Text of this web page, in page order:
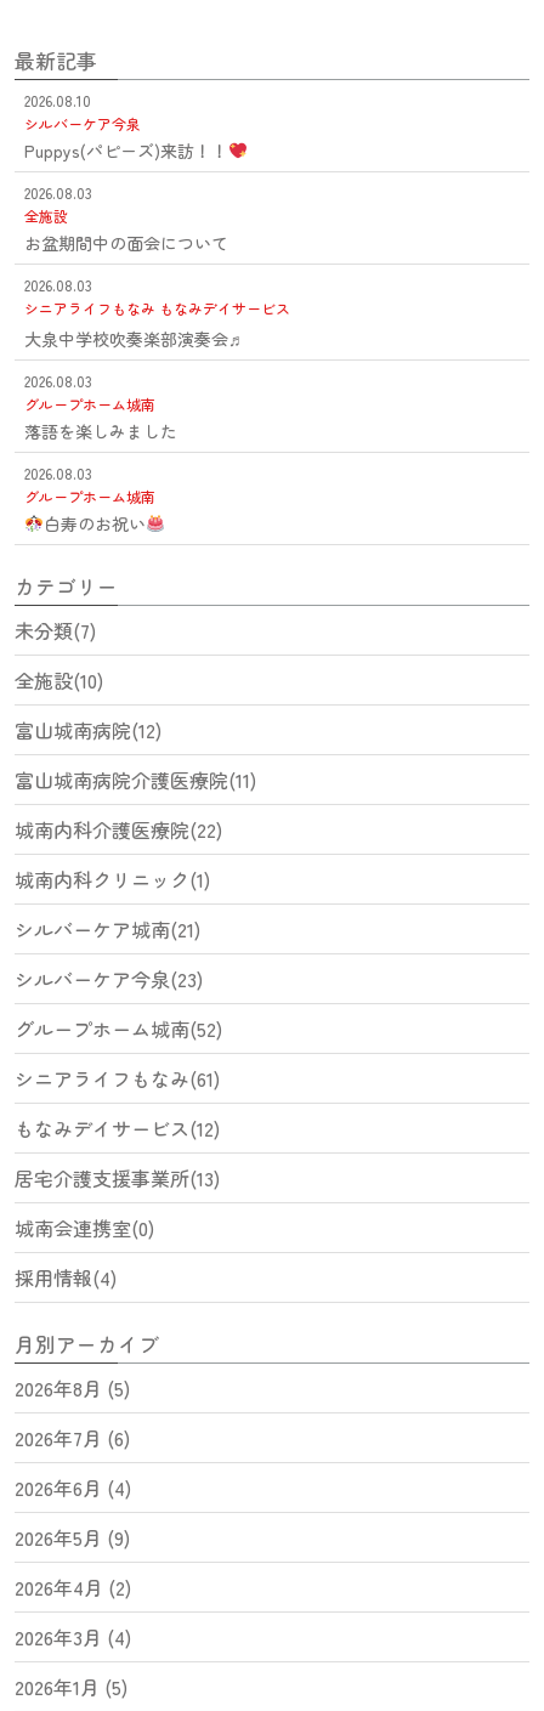
最新記事
2026.08.10
シルバーケア今泉
Puppys(パピーズ)来訪！！
2026.08.03
全施設
お盆期間中の面会について
2026.08.03
シニアライフもなみ もなみデイサービス
大泉中学校吹奏楽部演奏会♬
2026.08.03
グループホーム城南
落語を楽しみました
2026.08.03
グループホーム城南
白寿のお祝い
カテゴリー
未分類(7)
全施設(10)
富山城南病院(12)
富山城南病院介護医療院(11)
城南内科介護医療院(22)
城南内科クリニック(1)
シルバーケア城南(21)
シルバーケア今泉(23)
グループホーム城南(52)
シニアライフもなみ(61)
もなみデイサービス(12)
居宅介護支援事業所(13)
城南会連携室(0)
採用情報(4)
月別アーカイブ
2026年8月 (5)
2026年7月 (6)
2026年6月 (4)
2026年5月 (9)
2026年4月 (2)
2026年3月 (4)
2026年1月 (5)